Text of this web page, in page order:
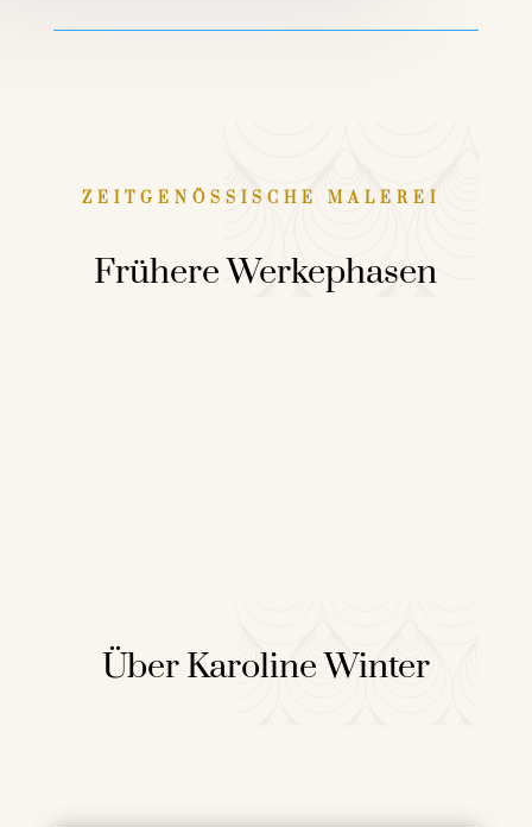
ZEITGENÖSSISCHE MALEREI
Frühere Werkephasen
Über Karoline Winter